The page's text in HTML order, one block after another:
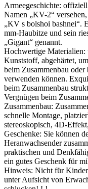
Armeegeschichte:
Namen „KV-2“
„KV s bolshoi bashnei“.
mm-Haubitze und sein
„Gigant“ genannt.
Hochwertige
Kunststoff, abgehärtet,
beim Zusammenbau
verwenden können.
beim Zusammenbau
Vergnügen beim
Zusammenbau:
schnelle Montage,
stereoskopisch, 4D-
Geschenke: Sie können
Heranwachsender
praktischen und
ein gutes Geschenk für
Hinweis: Nicht für
unter Aufsicht von